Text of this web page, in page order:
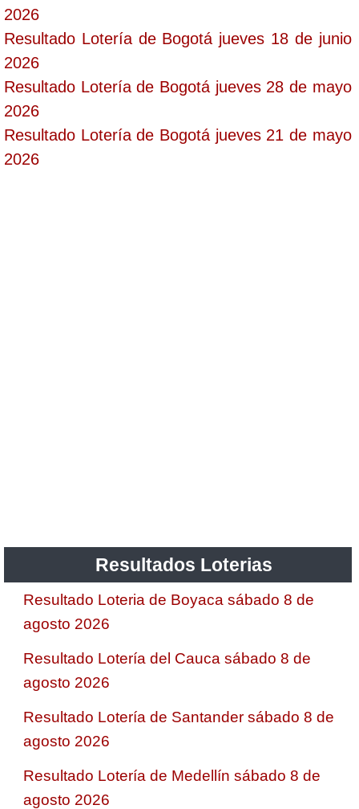
2026
Resultado Lotería de Bogotá jueves 18 de junio
2026
Resultado Lotería de Bogotá jueves 28 de mayo
2026
Resultado Lotería de Bogotá jueves 21 de mayo
2026
Resultados Loterias
Resultado Loteria de Boyaca sábado 8 de
agosto 2026
Resultado Lotería del Cauca sábado 8 de
agosto 2026
Resultado Lotería de Santander sábado 8 de
agosto 2026
Resultado Lotería de Medellín sábado 8 de
agosto 2026